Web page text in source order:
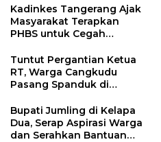
Tangerang
Kadinkes Tangerang Ajak
Masyarakat Terapkan
PHBS untuk Cegah
Tuntut Pergantian Ketua
RT, Warga Cangkudu
Pasang Spanduk di
Bupati Jumling di Kelapa
Dua, Serap Aspirasi Warga
dan Serahkan Bantuan